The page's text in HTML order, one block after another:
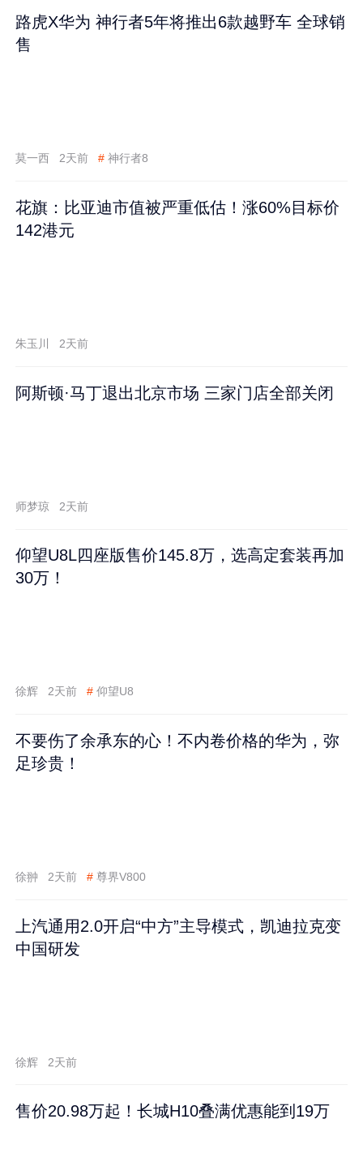
路虎X华为 神行者5年将推出6款越野车 全球销
售
莫一西 2天前 # 神行者8
花旗：比亚迪市值被严重低估！涨60%目标价
142港元
朱玉川 2天前
阿斯顿·马丁退出北京市场 三家门店全部关闭
师梦琼 2天前
仰望U8L四座版售价145.8万，选高定套装再加
30万！
徐辉 2天前 # 仰望U8
不要伤了余承东的心！不内卷价格的华为，弥
足珍贵！
徐翀 2天前 # 尊界V800
上汽通用2.0开启“中方”主导模式，凯迪拉克变
中国研发
徐辉 2天前
售价20.98万起！长城H10叠满优惠能到19万